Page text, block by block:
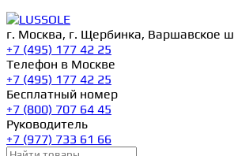
г. Москва, г. Щербинка, Варшавское
+7 (495) 177 42 25
Телефон в Москве
+7 (495) 177 42 25
Бесплатный номер
+7 (800) 707 64 45
Руководитель
+7 (977) 733 61 66